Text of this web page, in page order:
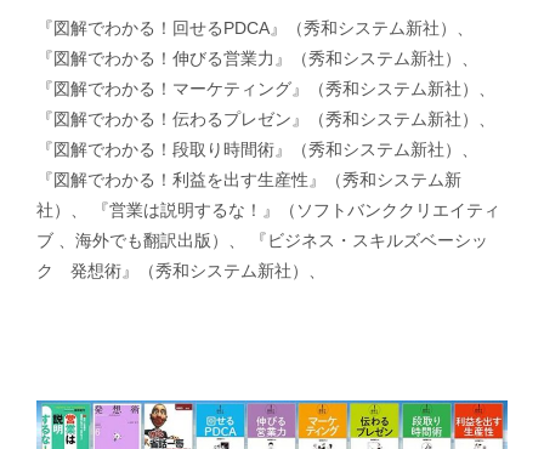
『図解でわかる！回せるPDCA』（秀和システム新社）、
『図解でわかる！伸びる営業力』（秀和システム新社）、
『図解でわかる！マーケティング』（秀和システム新社）、
『図解でわかる！伝わるプレゼン』（秀和システム新社）、
『図解でわかる！段取り時間術』（秀和システム新社）、
『図解でわかる！利益を出す生産性』（秀和システム新
社）、 『営業は説明するな！』（ソフトバンククリエイティ
ブ 、海外でも翻訳出版）、 『ビジネス・スキルズベーシッ
ク 発想術』（秀和システム新社）、